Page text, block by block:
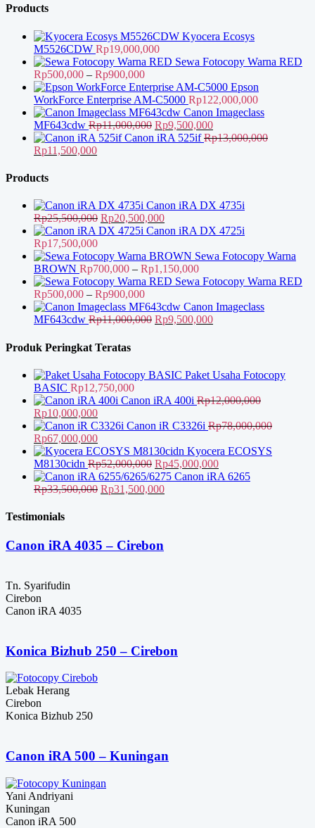
Products
Kyocera Ecosys
M5526CDW Rp19,000,000
Sewa Fotocopy Warna RED
Rp500,000 – Rp900,000Rentang
harga:
Rp500,000
hingga
Rp900,000
Epson
WorkForce Enterprise AM-C5000 Rp122,000,000
Canon Imageclass
MF643cdw Rp11,000,000 Harga
aslinya
Rp9,500,000Harga
saat
Canon iRA 525if Rp13,000,000
Harga
adalah:
Rp11,500,000Harga
Rp11,500,000.
Products
Canon iRA DX 4735i
Rp25,500,000 Harga
aslinya
Rp25,500,000.
Rp20,500,000Harga
saat
adalah:
Rp20,500,000.
Canon iRA DX 4725i
Rp17,500,000
Sewa Fotocopy Warna
BROWN Rp700,000 – Rp1,150,000Rentang
harga:
hingga
Rp1,150,000
Sewa Fotocopy Warna RED
Rp500,000 – Rp900,000Rentang
harga:
Rp500,000
Canon Imageclass
MF643cdw Rp11,000,000 Harga
Rp9,500,000Harga
Rp9,500,000.
Produk Peringkat Teratas
Paket Usaha Fotocopy
BASIC Rp12,750,000
Canon iRA 400i Rp12,000,000
Harga
aslinya
adalah:
Rp12,000,000.
Rp10,000,000Harga
saat
ini
adalah:
Rp10,000,000.
Canon iR C3326i Rp78,000,000
Harga
aslinya
adalah:
Rp78,000,000.
Rp67,000,000Harga
saat
ini
adalah:
Rp67,000,000.
Kyocera ECOSYS
M8130cidn Rp52,000,000 Harga
aslinya
adalah:
Rp45,000,000Harga
saat
Canon iRA 6265
Rp33,500,000 Harga
Rp31,500,000Harga
Testimonials
Canon iRA 4035 – Cirebon
Tn. Syarifudin
Cirebon
Canon iRA 4035
Konica Bizhub 250 – Cirebon
Lebak Herang
Cirebon
Konica Bizhub 250
Canon iRA 500 – Kuningan
Yani Andriyani
Kuningan
Canon iRA 500